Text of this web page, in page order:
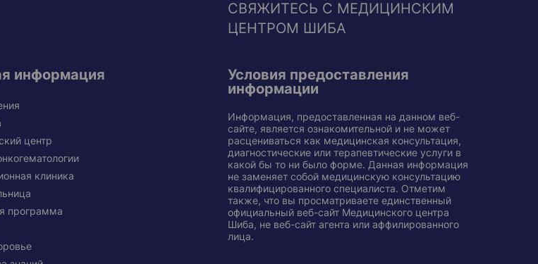
СВЯЖИТЕСЬ С МЕДИЦИНСКИМ
ЦЕНТРОМ ШИБА
информация
центр
клиника
программа
Условия предоставления
информации
Информация, предоставленная на данном веб-
сайте, является ознакомительной и не может
расцениваться как медицинская консультация,
диагностические или терапевтические услуги в
какой бы то ни было форме. Данная информация
не заменяет собой медицинскую консультацию
квалифицированного специалиста. Отметим
также, что вы просматриваете единственный
официальный веб-сайт Медицинского центра
Шиба, не веб-сайт агента или аффилированного
лица.